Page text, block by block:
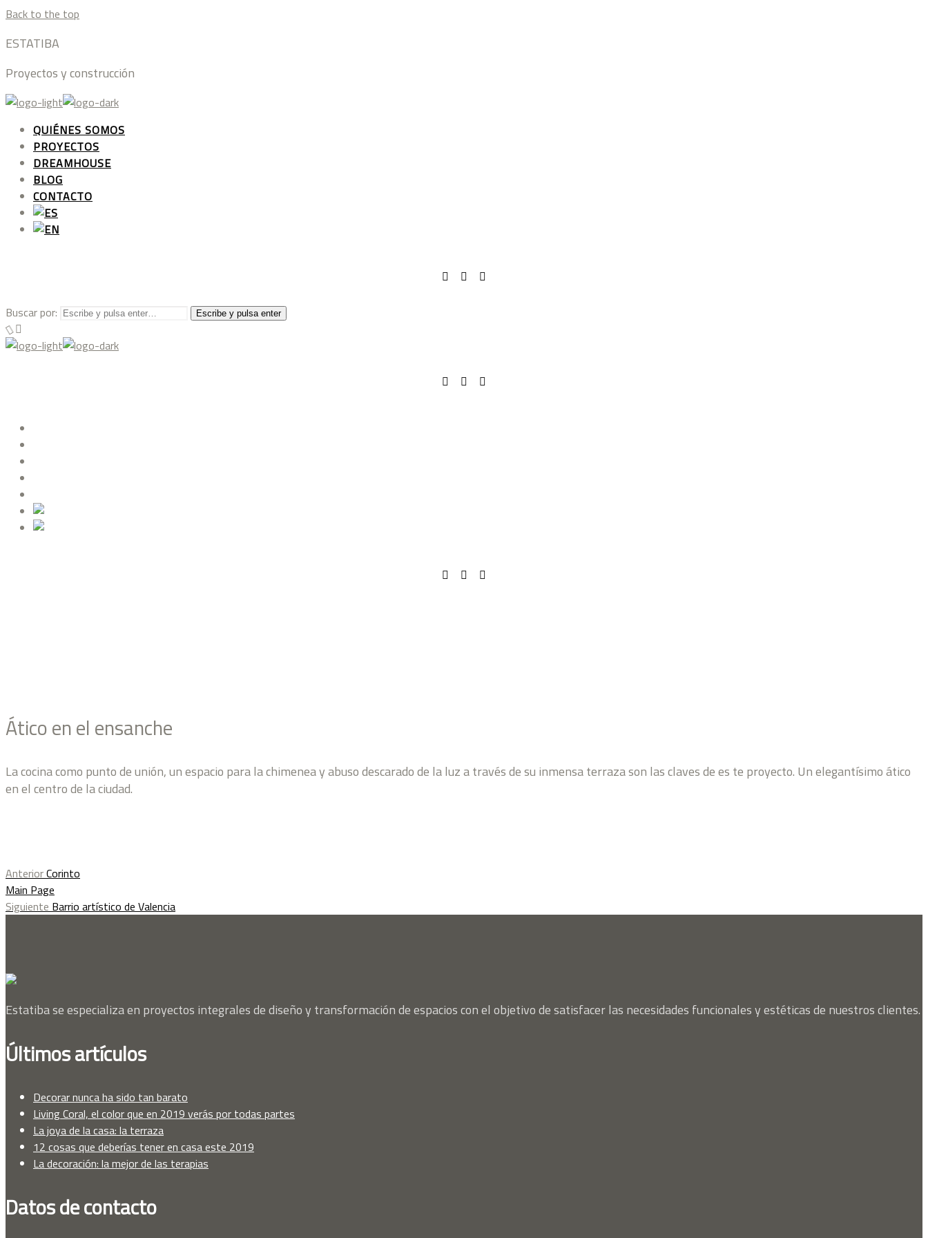
Back to the top
ESTATIBA
Proyectos y construcción
QUIÉNES SOMOS
PROYECTOS
DREAMHOUSE
BLOG
CONTACTO
Buscar por: Escribe y pulsa enter
Ático en el ensanche
La cocina como punto de unión, un espacio para la chimenea y abuso descarado de la luz a través de su inmensa terraza son las claves de es te proyecto. Un elegantísimo ático
en el centro de la ciudad.
AnteriorCorinto
Main Page
Siguiente Barrio artístico de Valencia
Estatiba se especializa en proyectos integrales de diseño y transformación de espacios con el objetivo de satisfacer las necesidades funcionales y estéticas de nuestros clientes.
Últimos artículos
Decorar nunca ha sido tan barato
Living Coral, el color que en 2019 verás por todas partes
La joya de la casa: la terraza
12 cosas que deberías tener en casa este 2019
La decoración: la mejor de las terapias
Datos de contacto